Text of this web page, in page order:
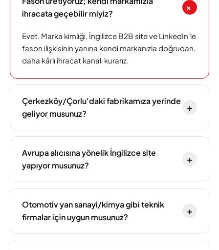
ihracata geçebilir miyiz?
+
Evet. Marka kimliği, İngilizce B2B site ve LinkedIn'le
fason ilişkisinin yanına kendi markanızla doğrudan,
daha kârlı ihracat kanalı kurarız.
Çerkezköy/Çorlu'daki fabrikamıza yerinde
geliyor musunuz?
+
Avrupa alıcısına yönelik İngilizce site
yapıyor musunuz?
+
Otomotiv yan sanayi/kimya gibi teknik
firmalar için uygun musunuz?
+